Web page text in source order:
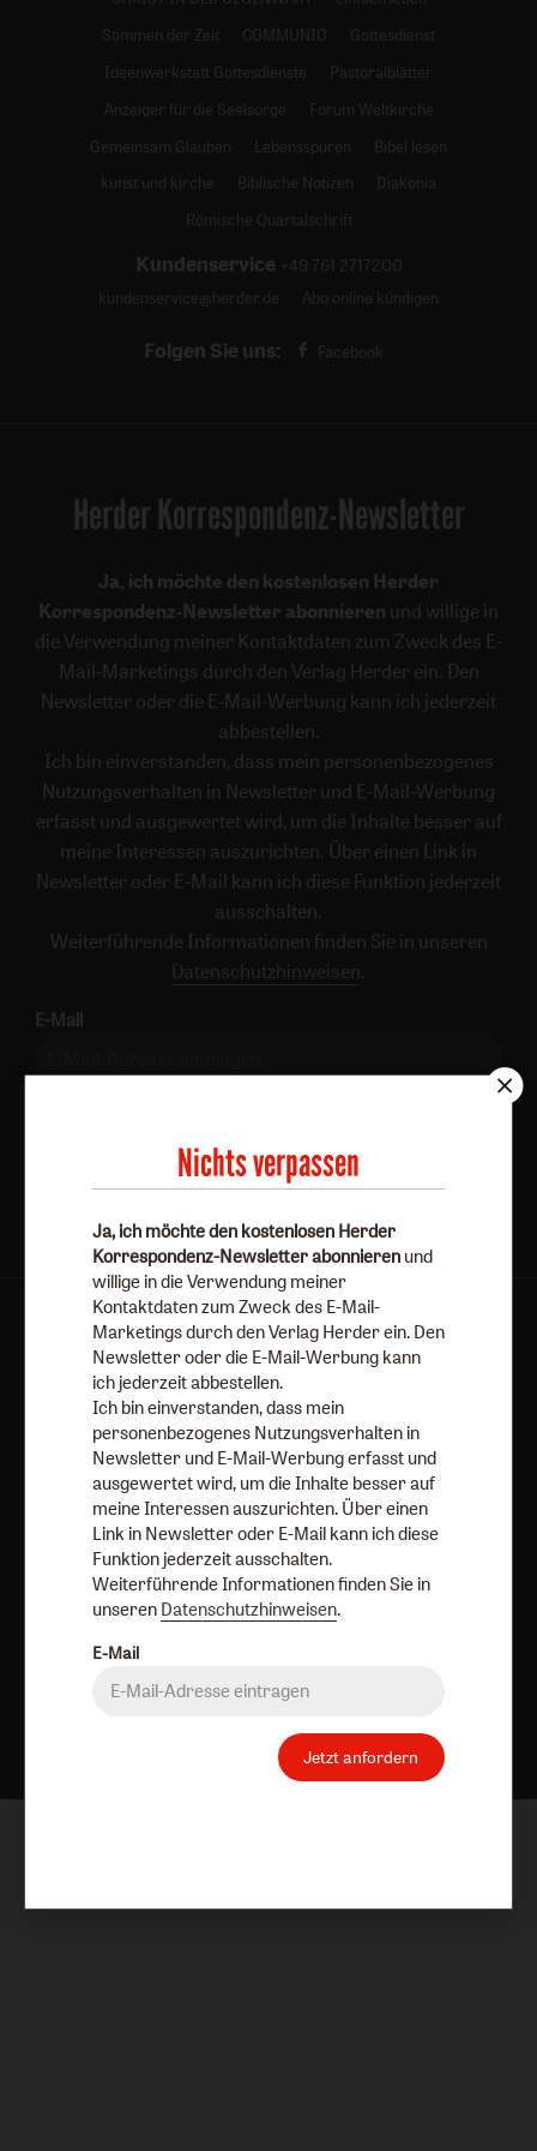
Stimmen der Zeit
COMMUNIO
Gottesdienst
Ideenwerkstatt Gottesdienste
Pastoralblätter
Anzeiger für die Seelsorge
Forum Weltkirche
Gemeinsam Glauben
Lebensspuren
Bibel lesen
kunst und kirche
Biblische Notizen
Diakonia
Römische Quartalschrift
Kundenservice +49 761 2717200
kundenservice@herder.de
Abo online kündigen
Folgen Sie uns: Facebook
Herder Korrespondenz-Newsletter
Ja, ich möchte den kostenlosen Herder
Korrespondenz-Newsletter abonnieren und willige in
die Verwendung meiner Kontaktdaten zum Zweck des E-
Mail-Marketings durch den Verlag Herder ein. Den
Newsletter oder die E-Mail-Werbung kann ich jederzeit
abbestellen.
Ich bin einverstanden, dass mein personenbezogenes
Nutzungsverhalten in Newsletter und E-Mail-Werbung
erfasst und ausgewertet wird, um die Inhalte besser auf
meine Interessen auszurichten. Über einen Link in
Newsletter oder E-Mail kann ich diese Funktion jederzeit
ausschalten.
Weiterführende Informationen finden Sie in unseren
Datenschutzhinweisen .
E-Mail
AGB und Widerrufsbelehrung
Datenschutz
Barrierefreiheit
Impressum
Vertrag widerrufen Abo online kündigen
Nach oben
Nichts verpassen
Ja, ich möchte den kostenlosen Herder
Korrespondenz-Newsletter abonnieren und
willige in die Verwendung meiner
Kontaktdaten zum Zweck des E-Mail-
Marketings durch den Verlag Herder ein. Den
Newsletter oder die E-Mail-Werbung kann
ich jederzeit abbestellen.
Ich bin einverstanden, dass mein
personenbezogenes Nutzungsverhalten in
Newsletter und E-Mail-Werbung erfasst und
ausgewertet wird, um die Inhalte besser auf
meine Interessen auszurichten. Über einen
Link in Newsletter oder E-Mail kann ich diese
Funktion jederzeit ausschalten.
Weiterführende Informationen finden Sie in
unseren Datenschutzhinweisen.
E-Mail
Jetzt anfordern